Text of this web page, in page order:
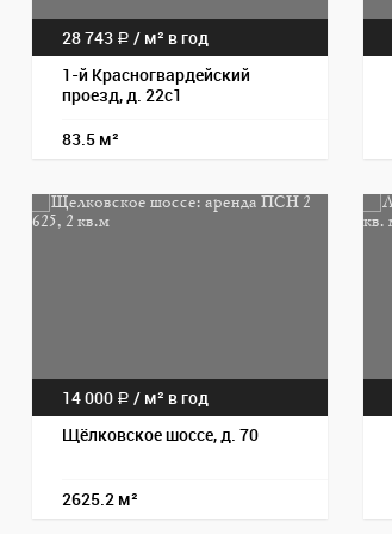
28 743 a / м² в год
1-й Красногвардейский
проезд, д. 22с1
83.5 м²
14 000 a / м² в год
Щёлковское шоссе, д. 70
2625.2 м²